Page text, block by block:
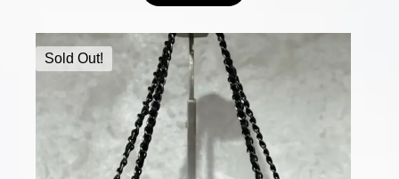
Sold Out!